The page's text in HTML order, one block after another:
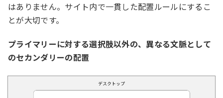
はありません。サイト内で一貫した配置ルールにするこ
とが大切です。
プライマリーに対する選択肢以外の、異なる文脈として
のセカンダリーの配置